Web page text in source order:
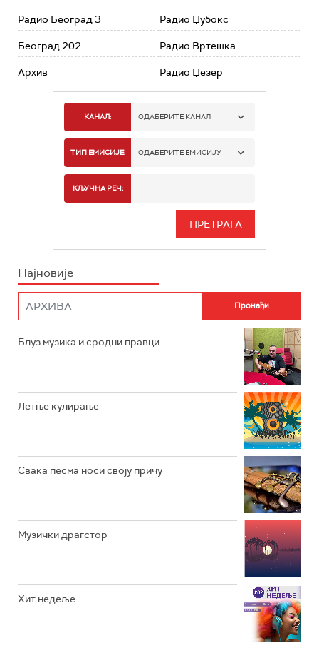
Радио Београд 3
Београд 202
Архив
Радио Џубокс
Радио Вртешка
Радио Џезер
КАНАЛ: ОДАБЕРИТЕ КАНАЛ
РАДИО БЕОГРАД 1
РАДИО БЕОГРАД 3
РАДИО РОКЕНРОЛЕР
РАДИО ЏЕЗЕР
ТИП ЕМИСИЈЕ: ОДАБЕРИТЕ ЕМИСИЈУ
ИНФО
КЉУЧНА РЕЧ:
Најновије
Блуз музика и сродни правци
Летње кулирање
Свака песма носи своју причу
Музички драгстор
Хит недеље